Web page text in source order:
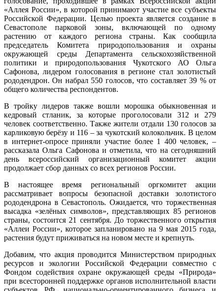
«Аллея России», в которой принимают участие все субъекты
Российской Федерации. Целью проекта является создание в
Севастополе парковой зоны, включающей по одному
растению от каждого региона страны. Как сообщила
председатель Комитета природопользования и охраны
окружающей среды Департамента сельскохозяйственной
политики и природопользования Чукотского АО Ольга
Сафонова, лидером голосования в регионе стал золотистый
рододендрон. Он набрал 550 голосов, что составляет 39 % от
общего количества респондентов.
В тройку лидеров также вошли морошка обыкновенная и
кедровый стланик, за которые проголосовали 312 и 279
человек соответственно. Также жители отдали 130 голосов за
карликовую берёзу и 116 – за чукотский колокольчик. В целом
в интернет-опросе приняли участие более 1 400 человек, –
рассказала Ольга Сафонова и отметила, что на сегодняшний
день всероссийский организационный комитет акции
продолжает сбор данных со всех регионов России.
В настоящее время региональный оргкомитет акции
рассматривает вопросы безопасной доставки золотистого
рододендрона в Севастополь. Ожидается, что торжественная
высадка «зелёных символов», представляющих 85 регионов
страны, состоится 21 сентября. До торжественного открытия
«Аллеи России», которое запланировано на 9 мая 2015 года,
растения будут приживаться на новом месте и крепнуть.
Добавим, что акция проводится Министерством природных
ресурсов и экологии Российской Федерации совместно с
Фондом содействия охране окружающей среды «Природа»
при всесторонней поддержке органов исполнительной власти